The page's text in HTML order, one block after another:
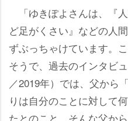
「ゆきぽよさんは、『
ど足がくさい』などの人
ずぶっちゃけています。
そうで、過去のインタビ
／2019年）では、父から
りは自分のことに対して
たとのこと。そんな父か